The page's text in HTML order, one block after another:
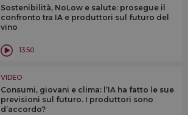
Sostenibilità, NoLow e salute: prosegue il
confronto tra IA e produttori sul futuro del
vino
13:50
VIDEO
Consumi, giovani e clima: l’IA ha fatto le sue
previsioni sul futuro. I produttori sono
d’accordo?